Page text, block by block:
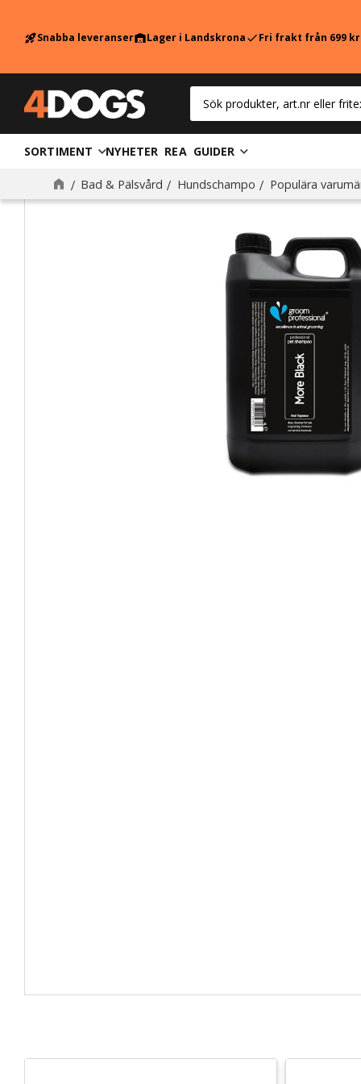
rocket_launchSnabba leveranserwarehouseLager i LandskronacheckFri frakt från 699
SORTIMENT NYHETER REA GUIDER
Bad & Pälsvård Hundschampo Populära